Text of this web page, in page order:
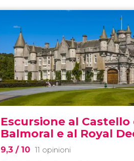
Escursione al Castello
Balmoral e al Royal
9,3 / 10 11 opinioni